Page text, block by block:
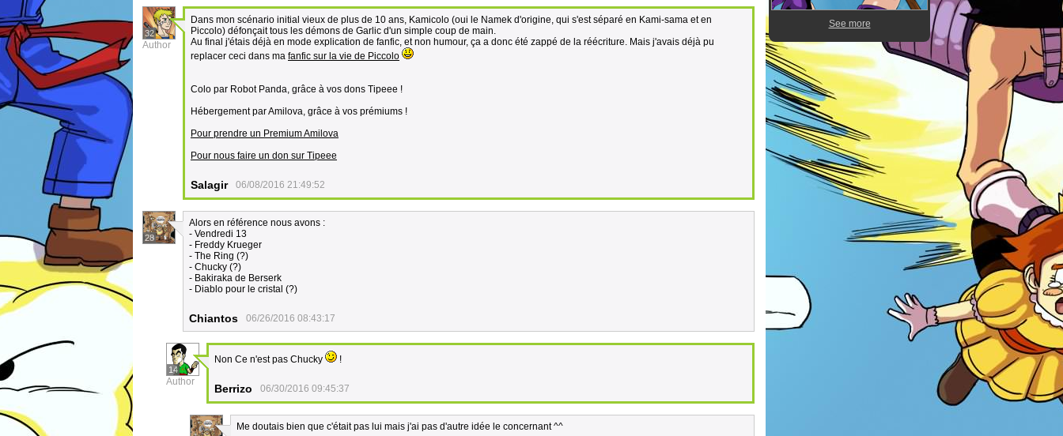
32
Author
Dans mon scénario initial vieux de plus de 10 ans, Kamicolo (oui le Namek d'origine, qui s'est séparé en Kami-sama et en
Piccolo) défonçait tous les démons de Garlic d'un simple coup de main.
Au final j'étais déjà en mode explication de fanfic, et non humour, ça a donc été zappé de la réécriture. Mais j'avais déjà pu
replacer ceci dans ma fanfic sur la vie de Piccolo
Colo par Robot Panda, grâce à vos dons Tipeee !
Hébergement par Amilova, grâce à vos prémiums !
Pour prendre un Premium Amilova
Pour nous faire un don sur Tipeee
Salagir 06/08/2016 21:49:52
28
Alors en référence nous avons :
- Vendredi 13
- Freddy Krueger
- The Ring (?)
- Chucky (?)
- Bakiraka de Berserk
- Diablo pour le cristal (?)
Chiantos 06/26/2016 08:43:17
14
Author
Non Ce n'est pas Chucky !
Berrizo 06/30/2016 09:45:37
Me doutais bien que c'était pas lui mais j'ai pas d'autre idée le concernant ^^
See more